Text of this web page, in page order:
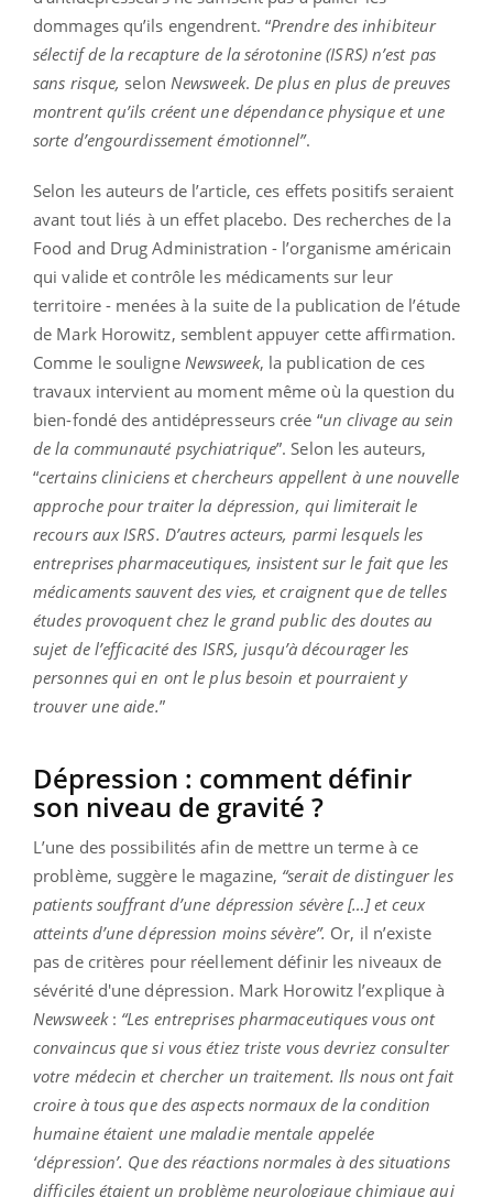
dommages qu’ils engendrent. “Prendre des inhibiteur
sélectif de la recapture de la sérotonine (ISRS) n’est pas
sans risque, selon Newsweek. De plus en plus de preuves
montrent qu’ils créent une dépendance physique et une
sorte d’engourdissement émotionnel”.
Selon les auteurs de l’article, ces effets positifs seraient
avant tout liés à un effet placebo. Des recherches de la
Food and Drug Administration - l’organisme américain
qui valide et contrôle les médicaments sur leur
territoire - menées à la suite de la publication de l’étude
de Mark Horowitz, semblent appuyer cette affirmation.
Comme le souligne Newsweek, la publication de ces
travaux intervient au moment même où la question du
bien-fondé des antidépresseurs crée “un clivage au sein
de la communauté psychiatrique”. Selon les auteurs,
“certains cliniciens et chercheurs appellent à une nouvelle
approche pour traiter la dépression, qui limiterait le
recours aux ISRS. D’autres acteurs, parmi lesquels les
entreprises pharmaceutiques, insistent sur le fait que les
médicaments sauvent des vies, et craignent que de telles
études provoquent chez le grand public des doutes au
sujet de l’efficacité des ISRS, jusqu’à décourager les
personnes qui en ont le plus besoin et pourraient y
trouver une aide.”
Dépression : comment définir
son niveau de gravité ?
L’une des possibilités afin de mettre un terme à ce
problème, suggère le magazine, “serait de distinguer les
patients souffrant d’une dépression sévère […] et ceux
atteints d’une dépression moins sévère”. Or, il n’existe
pas de critères pour réellement définir les niveaux de
sévérité d'une dépression. Mark Horowitz l’explique à
Newsweek: “Les entreprises pharmaceutiques vous ont
convaincus que si vous étiez triste vous devriez consulter
votre médecin et chercher un traitement. Ils nous ont fait
croire à tous que des aspects normaux de la condition
humaine étaient une maladie mentale appelée
‘dépression’. Que des réactions normales à des situations
difficiles étaient un problème neurologique chimique qui